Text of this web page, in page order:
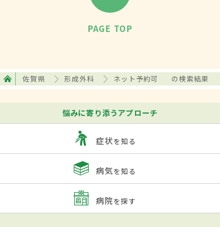
PAGE TOP
佐賀県 形成外科 ネット予約可 の検索結果
悩みに寄り添うアプローチ
症状を知る
病気を知る
病院を探す